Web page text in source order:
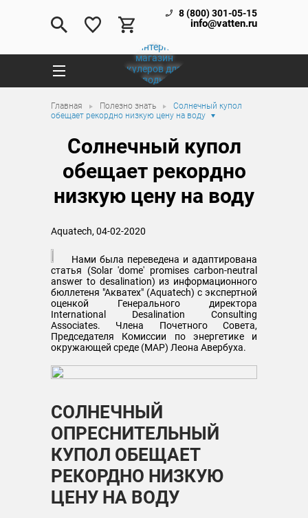
8 (800) 301-05-15
info@vatten.ru
Главная Полезно знать
Солнечный купол
обещает рекордно низкую цену на воду
Солнечный купол
обещает рекордно
низкую цену на воду
Aquatech, 04-02-2020
Нами была переведена и адаптирована
статья (Solar 'dome' promises carbon-neutral
answer to desalination) из информационного
бюллетеня "Акватех" (Aquatech) с экспертной
оценкой Генерального директора
International Desalination Consulting
Associates. Члена Почетного Совета,
Председателя Комиссии по энергетике и
окружающей среде (МАР) Леона Авербуха.
СОЛНЕЧНЫЙ
ОПРЕСНИТЕЛЬНЫЙ
КУПОЛ ОБЕЩАЕТ
РЕКОРДНО НИЗКУЮ
ЦЕНУ НА ВОДУ